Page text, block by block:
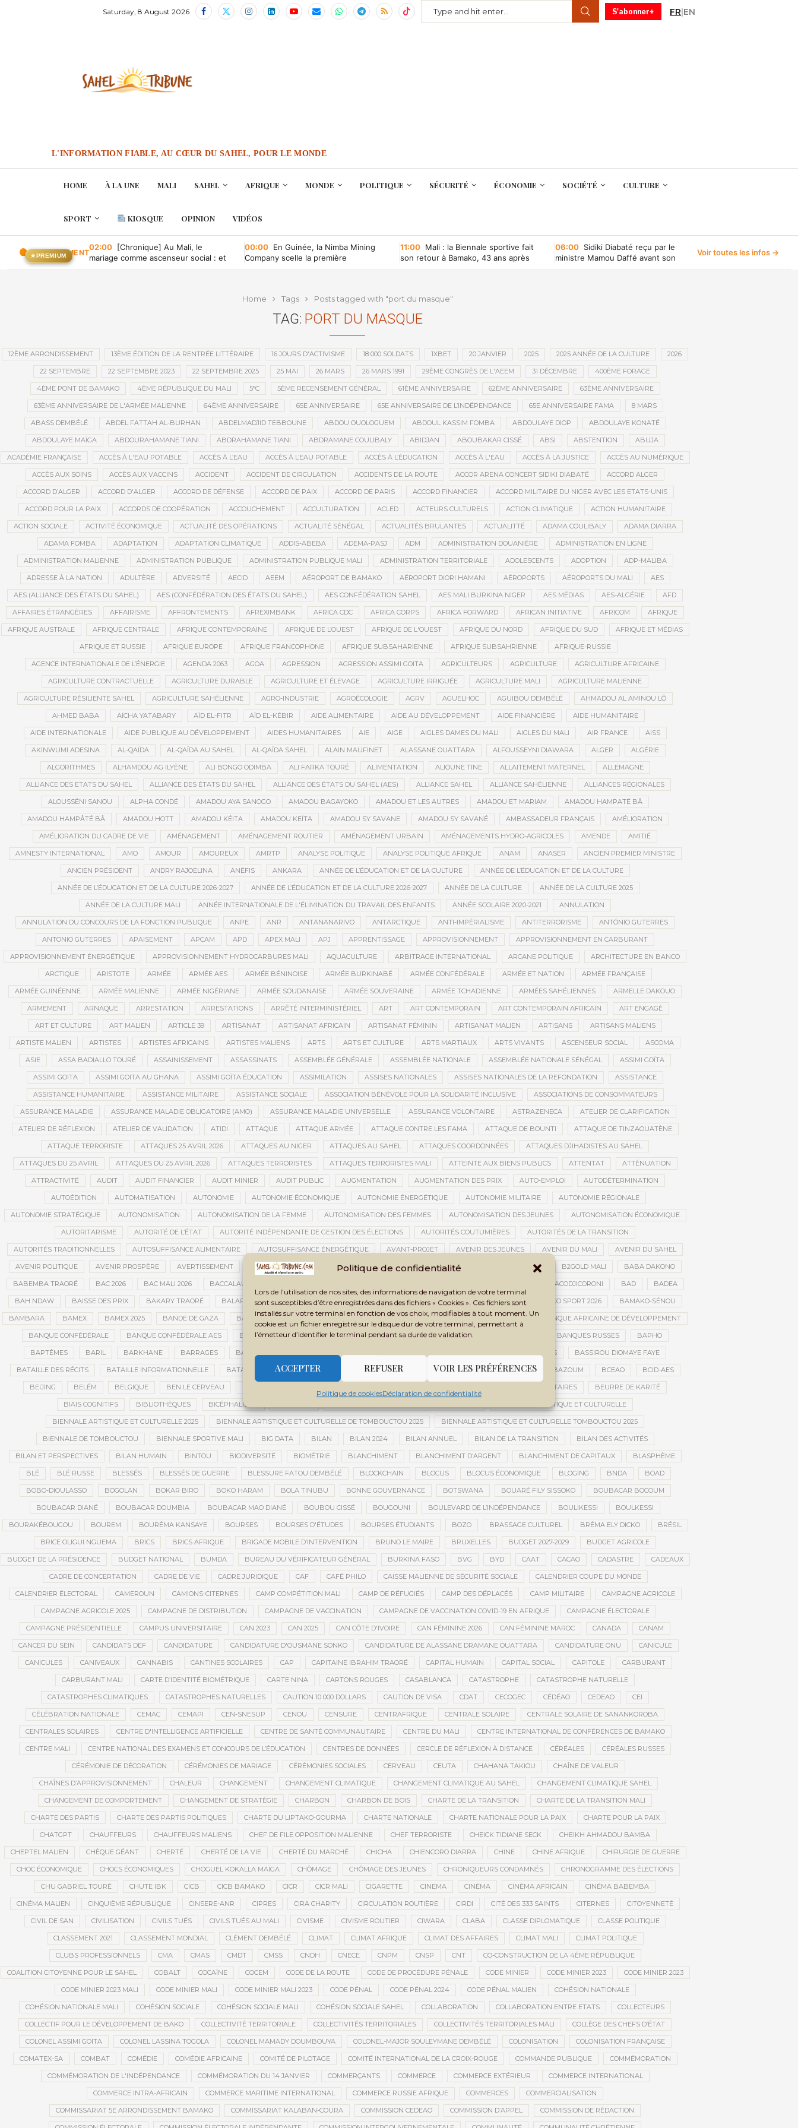
Politique de confidentialité
Lors de l’utilisation de nos sites, des informations de navigation de votre terminal
sont susceptibles d’être enregistrées dans des fichiers « Cookies ». Ces fichiers sont
installés sur votre terminal en fonction de vos choix, modifiables à tout moment. Un
cookie est un fichier enregistré sur le disque dur de votre terminal, permettant à
l’émetteur d’identifier le terminal pendant sa durée de validation.
ACCEPTER REFUSER VOIR LES PRÉFÉRENCES
Politique de cookiesDéclaration de confidentialité
Saturday, 8 August 2026 S'abonner+ FR|EN
L'INFORMATION FIABLE, AU CŒUR DU SAHEL, POUR LE MONDE
HOME À LA UNE MALI SAHEL AFRIQUE MONDE POLITIQUE SÉCURITÉ ÉCONOMIE SOCIÉTÉ CULTURE
SPORT KIOSQUE OPINION VIDÉOS
EN CE MOMENT
★PREMIUM
02:00 [Chronique] Au Mali, le
mariage comme ascenseur social : et
00:00 En Guinée, la Nimba Mining
Company scelle la première
11:00 Mali : la Biennale sportive fait
son retour à Bamako, 43 ans après
06:00 Sidiki Diabaté reçu par le
ministre Mamou Daffé avant son
Voir toutes les infos →
Home Tags Posts tagged with "port du masque"
TAG: PORT DU MASQUE
12ÈME ARRONDISSEMENT 13ÈME ÉDITION DE LA RENTRÉE LITTÉRAIRE 16 JOURS D'ACTIVISME 18 000 SOLDATS 1XBET 20 JANVIER 2025 2025 ANNÉE DE LA CULTURE 2026
22 SEPTEMBRE 22 SEPTEMBRE 2023 22 SEPTEMBRE 2025 25 MAI 26 MARS 26 MARS 1991 29ÈME CONGRÈS DE L'AEEM 31 DÉCEMBRE 400ÈME FORAGE
4ÈME PONT DE BAMAKO 4ÈME RÉPUBLIQUE DU MALI 5°C 5ÈME RECENSEMENT GÉNÉRAL 61ÈME ANNIVERSAIRE 62ÈME ANNIVERSAIRE 63ÈME ANNIVERSAIRE
63ÈME ANNIVERSAIRE DE L'ARMÉE MALIENNE 64ÈME ANNIVERSAIRE 65E ANNIVERSAIRE 65E ANNIVERSAIRE DE L’INDÉPENDANCE 65E ANNIVERSAIRE FAMA 8 MARS
ABASS DEMBÉLÉ ABDEL FATTAH AL-BURHAN ABDELMADJID TEBBOUNE ABDOU OUOLOGUEM ABDOUL KASSIM FOMBA ABDOULAYE DIOP ABDOULAYE KONATÉ
ABDOULAYE MAÏGA ABDOURAHAMANE TIANI ABDRAHAMANE TIANI ABDRAMANE COULIBALY ABIDJAN ABOUBAKAR CISSÉ ABSI ABSTENTION ABUJA
ACADÉMIE FRANÇAISE ACCÈS À L'EAU POTABLE ACCÈS À L’EAU ACCÈS À L’EAU POTABLE ACCÈS À L’ÉDUCATION ACCÈS À L'EAU ACCÈS À LA JUSTICE ACCÈS AU NUMÉRIQUE
ACCÈS AUX SOINS ACCÈS AUX VACCINS ACCIDENT ACCIDENT DE CIRCULATION ACCIDENTS DE LA ROUTE ACCOR ARENA CONCERT SIDIKI DIABATÉ ACCORD ALGER
ACCORD D’ALGER ACCORD D'ALGER ACCORD DE DÉFENSE ACCORD DE PAIX ACCORD DE PARIS ACCORD FINANCIER ACCORD MILITAIRE DU NIGER AVEC LES ETATS-UNIS
ACCORD POUR LA PAIX ACCORDS DE COOPÉRATION ACCOUCHEMENT ACCULTURATION ACLED ACTEURS CULTURELS ACTION CLIMATIQUE ACTION HUMANITAIRE
ACTION SOCIALE ACTIVITÉ ÉCONOMIQUE ACTUALITÉ DES OPÉRATIONS ACTUALITÉ SÉNÉGAL ACTUALITÉS BRULANTES ACTUALITTÉ ADAMA COULIBALY ADAMA DIARRA
ADAMA FOMBA ADAPTATION ADAPTATION CLIMATIQUE ADDIS-ABEBA ADEMA-PASJ ADM ADMINISTRATION DOUANIÈRE ADMINISTRATION EN LIGNE
ADMINISTRATION MALIENNE ADMINISTRATION PUBLIQUE ADMINISTRATION PUBLIQUE MALI ADMINISTRATION TERRITORIALE ADOLESCENTS ADOPTION ADP-MALIBA
ADRESSE À LA NATION ADULTÈRE ADVERSITÉ AECID AEEM AÉROPORT DE BAMAKO AÉROPORT DIORI HAMANI AÉROPORTS AÉROPORTS DU MALI AES
AES (ALLIANCE DES ÉTATS DU SAHEL) AES (CONFÉDÉRATION DES ÉTATS DU SAHEL) AES CONFÉDÉRATION SAHEL AES MALI BURKINA NIGER AES MÉDIAS AES-ALGÉRIE AFD
AFFAIRES ÉTRANGÈRES AFFAIRISME AFFRONTEMENTS AFREXIMBANK AFRICA CDC AFRICA CORPS AFRICA FORWARD AFRICAN INITIATIVE AFRICOM AFRIQUE
AFRIQUE AUSTRALE AFRIQUE CENTRALE AFRIQUE CONTEMPORAINE AFRIQUE DE L’OUEST AFRIQUE DE L'OUEST AFRIQUE DU NORD AFRIQUE DU SUD AFRIQUE ET MÉDIAS
AFRIQUE ET RUSSIE AFRIQUE EUROPE AFRIQUE FRANCOPHONE AFRIQUE SUBSAHARIENNE AFRIQUE SUBSAHRIENNE AFRIQUE-RUSSIE
AGENCE INTERNATIONALE DE L’ÉNERGIE AGENDA 2063 AGOA AGRESSION AGRESSION ASSIMI GOITA AGRICULTEURS AGRICULTURE AGRICULTURE AFRICAINE
AGRICULTURE CONTRACTUELLE AGRICULTURE DURABLE AGRICULTURE ET ÉLEVAGE AGRICULTURE IRRIGUÉE AGRICULTURE MALI AGRICULTURE MALIENNE
AGRICULTURE RÉSILIENTE SAHEL AGRICULTURE SAHÉLIENNE AGRO-INDUSTRIE AGROÉCOLOGIE AGRV AGUELHOC AGUIBOU DEMBÉLÉ AHMADOU AL AMINOU LÔ
AHMED BABA AÏCHA YATABARY AÏD EL-FITR AÏD EL-KÉBIR AIDE ALIMENTAIRE AIDE AU DÉVELOPPEMENT AIDE FINANCIÈRE AIDE HUMANITAIRE
AIDE INTERNATIONALE AIDE PUBLIQUE AU DÉVELOPPEMENT AIDES HUMANITAIRES AIE AIGE AIGLES DAMES DU MALI AIGLES DU MALI AIR FRANCE AISS
AKINWUMI ADESINA AL-QAÏDA AL-QAÏDA AU SAHEL AL-QAÏDA SAHEL ALAIN MAUFINET ALASSANE OUATTARA ALFOUSSEYNI DIAWARA ALGER ALGÉRIE
ALGORITHMES ALHAMDOU AG ILYÈNE ALI BONGO ODIMBA ALI FARKA TOURÉ ALIMENTATION ALIOUNE TINE ALLAITEMENT MATERNEL ALLEMAGNE
ALLIANCE DES ETATS DU SAHEL ALLIANCE DES ÉTATS DU SAHEL ALLIANCE DES ÉTATS DU SAHEL (AES) ALLIANCE SAHEL ALLIANCE SAHÉLIENNE ALLIANCES RÉGIONALES
ALOUSSÉNI SANOU ALPHA CONDÉ AMADOU AYA SANOGO AMADOU BAGAYOKO AMADOU ET LES AUTRES AMADOU ET MARIAM AMADOU HAMPATÉ BÂ
AMADOU HAMPÂTÉ BÂ AMADOU HOTT AMADOU KÉITA AMADOU KEÏTA AMADOU SY SAVANE AMADOU SY SAVANÉ AMBASSADEUR FRANÇAIS AMÉLIORATION
AMÉLIORATION DU CADRE DE VIE AMÉNAGEMENT AMÉNAGEMENT ROUTIER AMÉNAGEMENT URBAIN AMÉNAGEMENTS HYDRO-AGRICOLES AMENDE AMITIÉ
AMNESTY INTERNATIONAL AMO AMOUR AMOUREUX AMRTP ANALYSE POLITIQUE ANALYSE POLITIQUE AFRIQUE ANAM ANASER ANCIEN PREMIER MINISTRE
ANCIEN PRÉSIDENT ANDRY RAJOELINA ANÉFIS ANKARA ANNÉE DE L’ÉDUCATION ET DE LA CULTURE ANNÉE DE L’ÉDUCATION ET DE LA CULTURE
ANNÉE DE L’ÉDUCATION ET DE LA CULTURE 2026-2027 ANNÉE DE L’ÉDUCATION ET DE LA CULTURE 2026-2027 ANNÉE DE LA CULTURE ANNÉE DE LA CULTURE 2025
ANNÉE DE LA CULTURE MALI ANNÉE INTERNATIONALE DE L'ÉLIMINATION DU TRAVAIL DES ENFANTS ANNÉE SCOLAIRE 2020-2021 ANNULATION
ANNULATION DU CONCOURS DE LA FONCTION PUBLIQUE ANPE ANR ANTANANARIVO ANTARCTIQUE ANTI-IMPÉRIALISME ANTITERRORISME ANTÓNIO GUTERRES
ANTONIO GUTERRES APAISEMENT APCAM APD APEX MALI APJ APPRENTISSAGE APPROVISIONNEMENT APPROVISIONNEMENT EN CARBURANT
APPROVISIONNEMENT ÉNERGÉTIQUE APPROVISIONNEMENT HYDROCARBURES MALI AQUACULTURE ARBITRAGE INTERNATIONAL ARCANE POLITIQUE ARCHITECTURE EN BANCO
ARCTIQUE ARISTOTE ARMÉE ARMÉE AES ARMÉE BÉNINOISE ARMÉE BURKINABÉ ARMÉE CONFÉDÉRALE ARMÉE ET NATION ARMÉE FRANÇAISE
ARMÉE GUINÉENNE ARMÉE MALIENNE ARMÉE NIGÉRIANE ARMÉE SOUDANAISE ARMÉE SOUVERAINE ARMÉE TCHADIENNE ARMÉES SAHÉLIENNES ARMELLE DAKOUO
ARMEMENT ARNAQUE ARRESTATION ARRESTATIONS ARRÊTÉ INTERMINISTÉRIEL ART ART CONTEMPORAIN ART CONTEMPORAIN AFRICAIN ART ENGAGÉ
ART ET CULTURE ART MALIEN ARTICLE 39 ARTISANAT ARTISANAT AFRICAIN ARTISANAT FÉMININ ARTISANAT MALIEN ARTISANS ARTISANS MALIENS
ARTISTE MALIEN ARTISTES ARTISTES AFRICAINS ARTISTES MALIENS ARTS ARTS ET CULTURE ARTS MARTIAUX ARTS VIVANTS ASCENSEUR SOCIAL ASCOMA
ASIE ASSA BADIALLO TOURÉ ASSAINISSEMENT ASSASSINATS ASSEMBLÉE GÉNÉRALE ASSEMBLÉE NATIONALE ASSEMBLÉE NATIONALE SÉNÉGAL ASSIMI GOÏTA
ASSIMI GOITA ASSIMI GOITA AU GHANA ASSIMI GOÏTA ÉDUCATION ASSIMILATION ASSISES NATIONALES ASSISES NATIONALES DE LA REFONDATION ASSISTANCE
ASSISTANCE HUMANITAIRE ASSISTANCE MILITAIRE ASSISTANCE SOCIALE ASSOCIATION BÉNÉVOLE POUR LA SOLIDARITÉ INCLUSIVE ASSOCIATIONS DE CONSOMMATEURS
ASSURANCE MALADIE ASSURANCE MALADIE OBLIGATOIRE (AMO) ASSURANCE MALADIE UNIVERSELLE ASSURANCE VOLONTAIRE ASTRAZENECA ATELIER DE CLARIFICATION
ATELIER DE RÉFLEXION ATELIER DE VALIDATION ATIDI ATTAQUE ATTAQUE ARMÉE ATTAQUE CONTRE LES FAMA ATTAQUE DE BOUNTI ATTAQUE DE TINZAOUATÈNE
ATTAQUE TERRORISTE ATTAQUES 25 AVRIL 2026 ATTAQUES AU NIGER ATTAQUES AU SAHEL ATTAQUES COORDONNÉES ATTAQUES DJIHADISTES AU SAHEL
ATTAQUES DU 25 AVRIL ATTAQUES DU 25 AVRIL 2026 ATTAQUES TERRORISTES ATTAQUES TERRORISTES MALI ATTEINTE AUX BIENS PUBLICS ATTENTAT ATTÉNUATION
ATTRACTIVITÉ AUDIT AUDIT FINANCIER AUDIT MINIER AUDIT PUBLIC AUGMENTATION AUGMENTATION DES PRIX AUTO-EMPLOI AUTODÉTERMINATION
AUTOÉDITION AUTOMATISATION AUTONOMIE AUTONOMIE ÉCONOMIQUE AUTONOMIE ÉNERGÉTIQUE AUTONOMIE MILITAIRE AUTONOMIE RÉGIONALE
AUTONOMIE STRATÉGIQUE AUTONOMISATION AUTONOMISATION DE LA FEMME AUTONOMISATION DES FEMMES AUTONOMISATION DES JEUNES AUTONOMISATION ÉCONOMIQUE
AUTORITARISME AUTORITÉ DE L’ÉTAT AUTORITÉ INDÉPENDANTE DE GESTION DES ÉLECTIONS AUTORITÉS COUTUMIÈRES AUTORITÉS DE LA TRANSITION
AUTORITÉS TRADITIONNELLES AUTOSUFFISANCE ALIMENTAIRE AUTOSUFFISANCE ÉNERGÉTIQUE AVANT-PROJET AVENIR DES JEUNES AVENIR DU MALI AVENIR DU SAHEL
AVENIR POLITIQUE AVENIR PROSPÈRE AVERTISSEMENT AVIATION CIVILE AVOC AXES STRATÉGIQUES AZAWAD AZERBAÏDJAN B2GOLD MALI BABA DAKONO
BABEMBA TRAORÉ BAC 2026 BAC MALI 2026 BACCALAURÉAT BACODJICORONI BAD BADEA
BAH NDAW BAISSE DES PRIX BAKARY TRAORÉ BALAFON BAMAKO BAMAKO 2025 BAMAKO 2026 BAMAKO SÉCURITÉ BAMAKO SPORT 2026 BAMAKO-SÉNOU
BAMBARA BAMEX BAMEX 2025 BANDE DE GAZA BANDIAGARA BANDIOUGOU DANTÉ BANDITISME BANGUI BANQUE BANQUE AFRICAINE DE DÉVELOPPEMENT
BANQUE CONFÉDÉRALE BANQUE CONFÉDÉRALE AES BANQUE MONDIALE BANQUE OUEST-AFRICAINE DE DÉVELOPPEMENT BANQUES RUSSES BAPHO
BAPTÊMES BARIL BARKHANE BARRAGES BARRICADES BARS BASSIROU DIOMAYE FAYE
BATAILLE DES RÉCITS BATAILLE INFORMATIONNELLE BATAILLON TCHADIEN BATTERIES ÉLECTRIQUES BATTERIES LITHIUM BAUXITE BAZOUM BCEAO BCID-AES
BEIJING BELÉM BELGIQUE BEN LE CERVEAU BESOINS HUMANITAIRES BEURRE DE KARITÉ
BIAIS COGNITIFS BIBLIOTHÈQUES BICÉPHALISME BIENNALE ARTISTIQUE ET CULTURELLE
BIENNALE ARTISTIQUE ET CULTURELLE 2025 BIENNALE ARTISTIQUE ET CULTURELLE DE TOMBOUCTOU 2025 BIENNALE ARTISTIQUE ET CULTURELLE TOMBOUCTOU 2025
BIENNALE DE TOMBOUCTOU BIENNALE SPORTIVE MALI BIG DATA BILAN BILAN 2024 BILAN ANNUEL BILAN DE LA TRANSITION BILAN DES ACTIVITÉS
BILAN ET PERSPECTIVES BILAN HUMAIN BINTOU BIODIVERSITÉ BIOMÉTRIE BLANCHIMENT BLANCHIMENT D’ARGENT BLANCHIMENT DE CAPITAUX BLASPHÈME
BLÉ BLÉ RUSSE BLESSÉS BLESSÉS DE GUERRE BLESSURE FATOU DEMBÉLÉ BLOCKCHAIN BLOCUS BLOCUS ÉCONOMIQUE BLOGING BNDA BOAD
BOBO-DIOULASSO BOGOLAN BOKAR BIRO BOKO HARAM BOLA TINUBU BONNE GOUVERNANCE BOTSWANA BOUARÉ FILY SISSOKO BOUBACAR BOCOUM
BOUBACAR DIANÉ BOUBACAR DOUMBIA BOUBACAR MAO DIANÉ BOUBOU CISSÉ BOUGOUNI BOULEVARD DE L’INDÉPENDANCE BOULIKESSI BOULKESSI
BOURAKÉBOUGOU BOUREM BOURÉMA KANSAYE BOURSES BOURSES D'ÉTUDES BOURSES ÉTUDIANTS BOZO BRASSAGE CULTUREL BRÉMA ELY DICKO BRÉSIL
BRICE OLIGUI NGUEMA BRICS BRICS AFRIQUE BRIGADE MOBILE D’INTERVENTION BRUNO LE MAIRE BRUXELLES BUDGET 2027-2029 BUDGET AGRICOLE
BUDGET DE LA PRÉSIDENCE BUDGET NATIONAL BUMDA BUREAU DU VÉRIFICATEUR GÉNÉRAL BURKINA FASO BVG BYD CAAT CACAO CADASTRE CADEAUX
CADRE DE CONCERTATION CADRE DE VIE CADRE JURIDIQUE CAF CAFÉ PHILO CAISSE MALIENNE DE SÉCURITÉ SOCIALE CALENDRIER COUPE DU MONDE
CALENDRIER ÉLECTORAL CAMEROUN CAMIONS-CITERNES CAMP COMPÉTITION MALI CAMP DE RÉFUGIÉS CAMP DES DÉPLACÉS CAMP MILITAIRE CAMPAGNE AGRICOLE
CAMPAGNE AGRICOLE 2025 CAMPAGNE DE DISTRIBUTION CAMPAGNE DE VACCINATION CAMPAGNE DE VACCINATION COVID-19 EN AFRIQUE CAMPAGNE ÉLECTORALE
CAMPAGNE PRÉSIDENTIELLE CAMPUS UNIVERSITAIRE CAN 2023 CAN 2025 CAN CÔTE D'IVOIRE CAN FÉMININE 2026 CAN FÉMININE MAROC CANADA CANAM
CANCER DU SEIN CANDIDATS DEF CANDIDATURE CANDIDATURE D'OUSMANE SONKO CANDIDATURE DE ALASSANE DRAMANE OUATTARA CANDIDATURE ONU CANICULE
CANICULES CANIVEAUX CANNABIS CANTINES SCOLAIRES CAP CAPITAINE IBRAHIM TRAORÉ CAPITAL HUMAIN CAPITAL SOCIAL CAPITOLE CARBURANT
CARBURANT MALI CARTE D’IDENTITÉ BIOMÉTRIQUE CARTE NINA CARTONS ROUGES CASABLANCA CATASTROPHE CATASTROPHE NATURELLE
CATASTROPHES CLIMATIQUES CATASTROPHES NATURELLES CAUTION 10 000 DOLLARS CAUTION DE VISA CDAT CECOGEC CÉDÉAO CEDEAO CEI
CÉLÉBRATION NATIONALE CEMAC CEMAPI CEN-SNESUP CENOU CENSURE CENTRAFRIQUE CENTRALE SOLAIRE CENTRALE SOLAIRE DE SANANKOROBA
CENTRALES SOLAIRES CENTRE D'INTELLIGENCE ARTIFICIELLE CENTRE DE SANTÉ COMMUNAUTAIRE CENTRE DU MALI CENTRE INTERNATIONAL DE CONFÉRENCES DE BAMAKO
CENTRE MALI CENTRE NATIONAL DES EXAMENS ET CONCOURS DE L’ÉDUCATION CENTRES DE DONNÉES CERCLE DE RÉFLEXION À DISTANCE CÉRÉALES CÉRÉALES RUSSES
CÉRÉMONIE DE DÉCORATION CÉRÉMONIES DE MARIAGE CÉRÉMONIES SOCIALES CERVEAU CEUTA CHAHANA TAKIOU CHAÎNE DE VALEUR
CHAÎNES D’APPROVISIONNEMENT CHALEUR CHANGEMENT CHANGEMENT CLIMATIQUE CHANGEMENT CLIMATIQUE AU SAHEL CHANGEMENT CLIMATIQUE SAHEL
CHANGEMENT DE COMPORTEMENT CHANGEMENT DE STRATÉGIE CHARBON CHARBON DE BOIS CHARTE DE LA TRANSITION CHARTE DE LA TRANSITION MALI
CHARTE DES PARTIS CHARTE DES PARTIS POLITIQUES CHARTE DU LIPTAKO-GOURMA CHARTE NATIONALE CHARTE NATIONALE POUR LA PAIX CHARTE POUR LA PAIX
CHATGPT CHAUFFEURS CHAUFFEURS MALIENS CHEF DE FILE OPPOSITION MALIENNE CHEF TERRORISTE CHEICK TIDIANE SECK CHEIKH AHMADOU BAMBA
CHEPTEL MALIEN CHÈQUE GÉANT CHERTÉ CHERTÉ DE LA VIE CHERTÉ DU MARCHÉ CHICHA CHIENCORO DIARRA CHINE CHINE AFRIQUE CHIRURGIE DE GUERRE
CHOC ÉCONOMIQUE CHOCS ÉCONOMIQUES CHOGUEL KOKALLA MAÏGA CHÔMAGE CHÔMAGE DES JEUNES CHRONIQUEURS CONDAMNÉS CHRONOGRAMME DES ÉLECTIONS
CHU GABRIEL TOURÉ CHUTE IBK CICB CICB BAMAKO CICR CICR MALI CIGARETTE CINEMA CINÉMA CINÉMA AFRICAIN CINÉMA BABEMBA
CINÉMA MALIEN CINQUIÈME RÉPUBLIQUE CINSERE-ANR CIPRES CIRA CHARITY CIRCULATION ROUTIÈRE CIRDI CITÉ DES 333 SAINTS CITERNES CITOYENNETÉ
CIVIL DE SAN CIVILISATION CIVILS TUÉS CIVILS TUÉS AU MALI CIVISME CIVISME ROUTIER CIWARA CLABA CLASSE DIPLOMATIQUE CLASSE POLITIQUE
CLASSEMENT 2021 CLASSEMENT MONDIAL CLÉMENT DEMBÉLÉ CLIMAT CLIMAT AFRIQUE CLIMAT DES AFFAIRES CLIMAT MALI CLIMAT POLITIQUE
CLUBS PROFESSIONNELS CMA CMAS CMDT CMSS CNDH CNECE CNPM CNSP CNT CO-CONSTRUCTION DE LA 4ÈME RÉPUBLIQUE
COALITION CITOYENNE POUR LE SAHEL COBALT COCAÏNE COCEM CODE DE LA ROUTE CODE DE PROCÉDURE PÉNALE CODE MINIER CODE MINIER 2023 CODE MINIER 2023
CODE MINIER 2023 MALI CODE MINIER MALI CODE MINIER MALI 2023 CODE PÉNAL CODE PÉNAL 2024 CODE PÉNAL MALIEN COHÉSION NATIONALE
COHÉSION NATIONALE MALI COHÉSION SOCIALE COHÉSION SOCIALE MALI COHÉSION SOCIALE SAHEL COLLABORATION COLLABORATION ENTRE ETATS COLLECTEURS
COLLECTIF POUR LE DÉVELOPPEMENT DE BAKO COLLECTIVITÉ TERRITORIALE COLLECTIVITÉS TERRITORIALES COLLECTIVITÉS TERRITORIALES MALI COLLÈGE DES CHEFS D’ÉTAT
COLONEL ASSIMI GOÏTA COLONEL LASSINA TOGOLA COLONEL MAMADY DOUMBOUYA COLONEL-MAJOR SOULEYMANE DEMBÉLÉ COLONISATION COLONISATION FRANÇAISE
COMATEX-SA COMBAT COMÉDIE COMÉDIE AFRICAINE COMITÉ DE PILOTAGE COMITÉ INTERNATIONAL DE LA CROIX-ROUGE COMMANDE PUBLIQUE COMMÉMORATION
COMMÉMORATION DE L'INDÉPENDANCE COMMÉMORATION DU 14 JANVIER COMMERÇANTS COMMERCE COMMERCE EXTÉRIEUR COMMERCE INTERNATIONAL
COMMERCE INTRA-AFRICAIN COMMERCE MARITIME INTERNATIONAL COMMERCE RUSSIE AFRIQUE COMMERCES COMMERCIALISATION
COMMISSARIAT 5E ARRONDISSEMENT BAMAKO COMMISSARIAT KALABAN-COURA COMMISSION CEDEAO COMMISSION D’APPEL COMMISSION DE RÉDACTION